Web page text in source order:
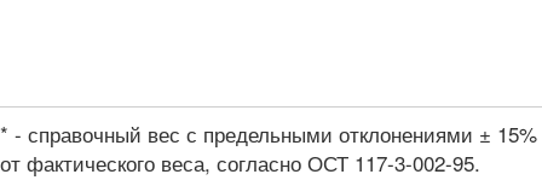
* - справочный вес с предельными отклонениями ± 15%
от фактического веса, согласно ОСТ 117-3-002-95.